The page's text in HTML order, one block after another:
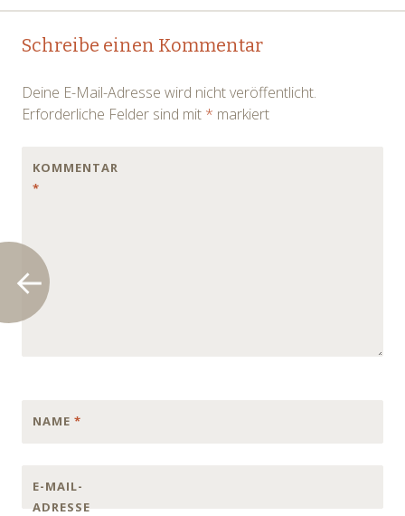
Post
Schreibe einen Kommentar
Deine E-Mail-Adresse wird nicht veröffentlicht.
Erforderliche Felder sind mit * markiert
KOMMENTAR
*
NAME *
E-MAIL-
ADRESSE